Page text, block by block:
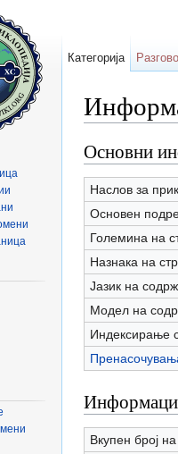
Основни
Наслов за
Основен
Големина на
Назнака на
Јазик на
Модел на
Индексирање
Вкупен број
Категорија